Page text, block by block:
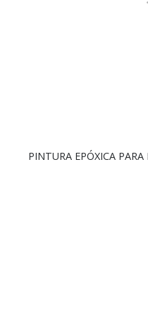
PINTURA EPÓXICA